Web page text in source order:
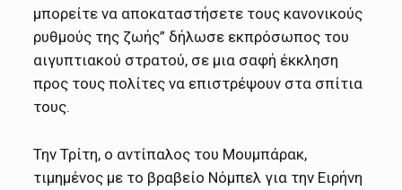
μπορείτε να αποκαταστήσετε τους κανονικούς
ρυθμούς της ζωής” δήλωσε εκπρόσωπος του
αιγυπτιακού στρατού, σε μια σαφή έκκληση
προς τους πολίτες να επιστρέψουν στα σπίτια
τους.
Την Τρίτη, ο αντίπαλος του Μουμπάρακ,
τιμημένος με το βραβείο Νόμπελ για την Ειρήνη